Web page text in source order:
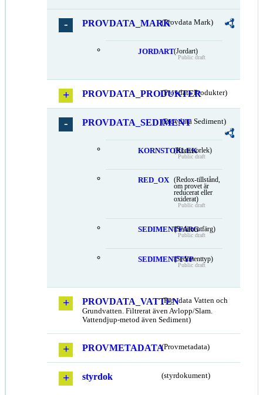
PROVDATA_MARK(Provdata Mark)
JORDART(Jordart)
Public draft
PROVDATA_PRODUKTER
(Provdata Produkter)
PROVDATA_SEDIMENT(Provdata Sediment)
KORNSTORLEK
(Kornstorlek)
Public draft
RED_OX
(Redox-tillstånd,
om provet är
reducerat eller
oxiderat)
Public draft
SEDIMENTFARG
(Sedimentfärg)
Public draft
SEDIMENTTYP(Sedimenttyp)
Public draft
PROVDATA_VATTEN(Provdata Vatten och
Grundvatten. Filtrerat även Avlopp/Slam.
Vattendjup-metod även Sediment)
PROVMETADATA(Provmetadata)
styrdok (styrdokument)